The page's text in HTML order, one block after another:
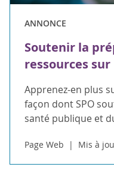
ANNONCE
Soutenir la
ressources
Apprenez-en plus
façon dont SPO
santé publique et
Page Web Mis à